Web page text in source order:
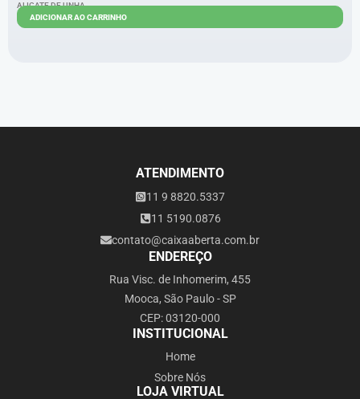
ALICATE DE UNHA
ADICIONAR AO CARRINHO
ATENDIMENTO
11 9 8820.5337
11 5190.0876
contato@caixaaberta.com.br
ENDEREÇO
Rua Visc. de Inhomerim, 455
Mooca, São Paulo - SP
CEP: 03120-000
INSTITUCIONAL
Home
Sobre Nós
LOJA VIRTUAL